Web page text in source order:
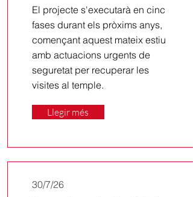
El projecte s'executarà en cinc
fases durant els pròxims anys,
començant aquest mateix estiu
amb actuacions urgents de
seguretat per recuperar les
visites al temple.
Llegir més
30/7/26